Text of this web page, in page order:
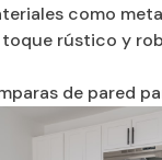
como
rústico y
de pared